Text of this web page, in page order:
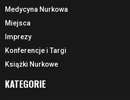
Medycyna Nurkowa
Miejsca
Imprezy
Konferencje i Targi
Książki Nurkowe
KATEGORIE